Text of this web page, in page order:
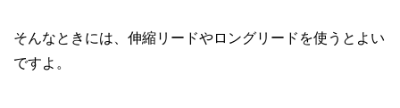
そんなときには、伸縮リードやロングリードを使うとよい
ですよ。